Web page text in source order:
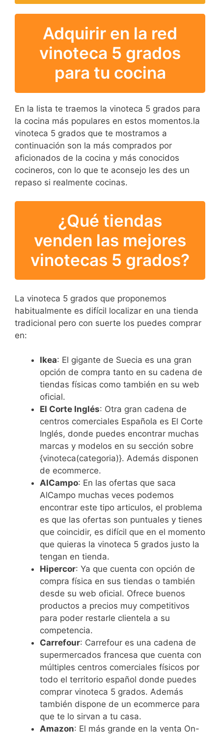
Adquirir en la red
vinoteca 5 grados
para tu cocina
En la lista te traemos la vinoteca 5 grados para
la cocina más populares en estos momentos.la
vinoteca 5 grados que te mostramos a
continuación son la más comprados por
aficionados de la cocina y más conocidos
cocineros, con lo que te aconsejo les des un
repaso si realmente cocinas.
¿Qué tiendas
venden las mejores
vinotecas 5 grados?
La vinoteca 5 grados que proponemos
habitualmente es difícil localizar en una tienda
tradicional pero con suerte los puedes comprar
en:
Ikea: El gigante de Suecia es una gran
opción de compra tanto en su cadena de
tiendas físicas como también en su web
oficial.
El Corte Inglés: Otra gran cadena de
centros comerciales Española es El Corte
Inglés, donde puedes encontrar muchas
marcas y modelos en su sección sobre
{vinoteca(categoria)}. Además disponen
de ecommerce.
AlCampo: En las ofertas que saca
AlCampo muchas veces podemos
encontrar este tipo articulos, el problema
es que las ofertas son puntuales y tienes
que coincidir, es difícil que en el momento
que quieras la vinoteca 5 grados justo la
tengan en tienda.
Hipercor: Ya que cuenta con opción de
compra física en sus tiendas o también
desde su web oficial. Ofrece buenos
productos a precios muy competitivos
para poder restarle clientela a su
competencia.
Carrefour: Carrefour es una cadena de
supermercados francesa que cuenta con
múltiples centros comerciales físicos por
todo el territorio español donde puedes
comprar vinoteca 5 grados. Además
también dispone de un ecommerce para
que te lo sirvan a tu casa.
Amazon: El más grande en la venta On-